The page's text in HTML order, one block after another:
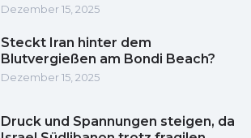
Dezember 15, 2025
Steckt Iran hinter dem
Blutvergießen am Bondi Beach?
Dezember 15, 2025
Druck und Spannungen steigen, da